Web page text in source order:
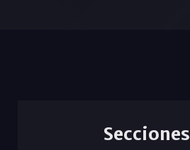
Secciones